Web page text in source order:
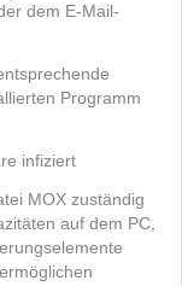
dem E-Mail-
Programm
infiziert
MOX zuständig
auf dem PC,